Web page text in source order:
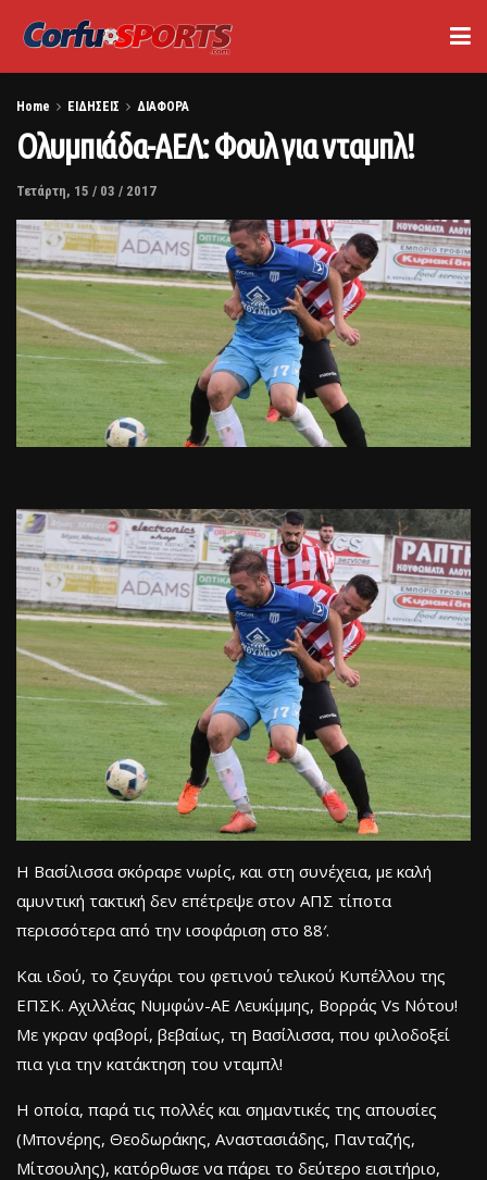
Home ΕΙΔΗΣΕΙΣ ΔΙΑΦΟΡΑ
Ολυμπιάδα-ΑΕΛ: Φουλ για νταμπλ!
Τετάρτη, 15 / 03 / 2017
Η Βασίλισσα σκόραρε νωρίς, και στη συνέχεια, με καλή
αμυντική τακτική δεν επέτρεψε στον ΑΠΣ τίποτα
περισσότερα από την ισοφάριση στο 88′.
Και ιδού, το ζευγάρι του φετινού τελικού Κυπέλλου της
ΕΠΣΚ. Αχιλλέας Νυμφών-ΑΕ Λευκίμμης, Βορράς Vs Νότου!
Με γκραν φαβορί, βεβαίως, τη Βασίλισσα, που φιλοδοξεί
πια για την κατάκτηση του νταμπλ!
Η οποία, παρά τις πολλές και σημαντικές της απουσίες
(Μπονέρης, Θεοδωράκης, Αναστασιάδης, Πανταζής,
Μίτσουλης), κατόρθωσε να πάρει το δεύτερο εισιτήριο,